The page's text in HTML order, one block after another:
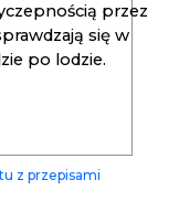
przez
się w
po lodzie.
z przepisami